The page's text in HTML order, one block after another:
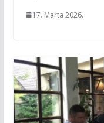
17. Marta 2026.